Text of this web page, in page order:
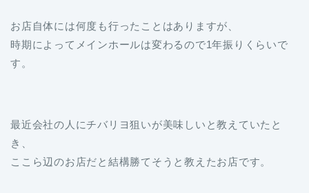
お店自体には何度も行ったことはありますが、
時期によってメインホールは変わるので1年振りくらいで
す。
最近会社の人にチバリヨ狙いが美味しいと教えていたと
き、
ここら辺のお店だと結構勝てそうと教えたお店です。